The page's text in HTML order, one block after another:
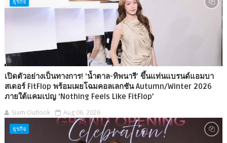
เปิดตัวอย่างเป็นทางการ! ‘น้ำตาล-ทิพนารี’ ขึ้นแท่นแบรนด์แอมบา
สเดอร์ FitFlop พร้อมเผยโฉมคอลเลกชัน Autumn/Winter 2026
ภายใต้แคมเปญ ‘Nothing Feels Like FitFlop’
Siam Outlook Aug 06, 2026
ธุรกิจ